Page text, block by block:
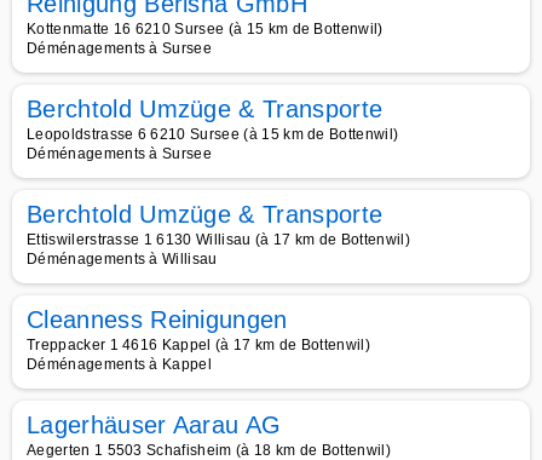
Kottenmatte 16 6210 Sursee (à 15 km de Bottenwil)
Déménagements à Sursee
Berchtold Umzüge & Transporte
Leopoldstrasse 6 6210 Sursee (à 15 km de Bottenwil)
Déménagements à Sursee
Berchtold Umzüge & Transporte
Ettiswilerstrasse 1 6130 Willisau (à 17 km de Bottenwil)
Déménagements à Willisau
Cleanness Reinigungen
Treppacker 1 4616 Kappel (à 17 km de Bottenwil)
Déménagements à Kappel
Lagerhäuser Aarau AG
Aegerten 1 5503 Schafisheim (à 18 km de Bottenwil)